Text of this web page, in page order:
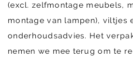
(excl. zelfmontage meubels,
montage van lampen), viltjes
onderhoudsadvies. Het
nemen we mee terug om te